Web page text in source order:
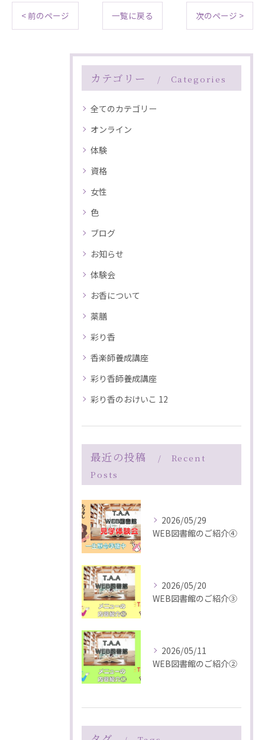
< 前のページ 一覧に戻る 次のページ >
カテゴリー Categories
全てのカテゴリー
オンライン
体験
資格
女性
色
ブログ
お知らせ
体験会
お香について
薬膳
彩り香
香楽師養成講座
彩り香師養成講座
彩り香のおけいこ 12
最近の投稿
Recent
Posts
2026/05/29
WEB図書館のご紹介④
2026/05/20
WEB図書館のご紹介③
2026/05/11
WEB図書館のご紹介②